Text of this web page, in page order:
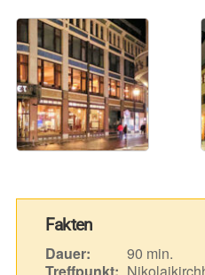
Fakten
Dauer:
90 min.
Treffpunkt: